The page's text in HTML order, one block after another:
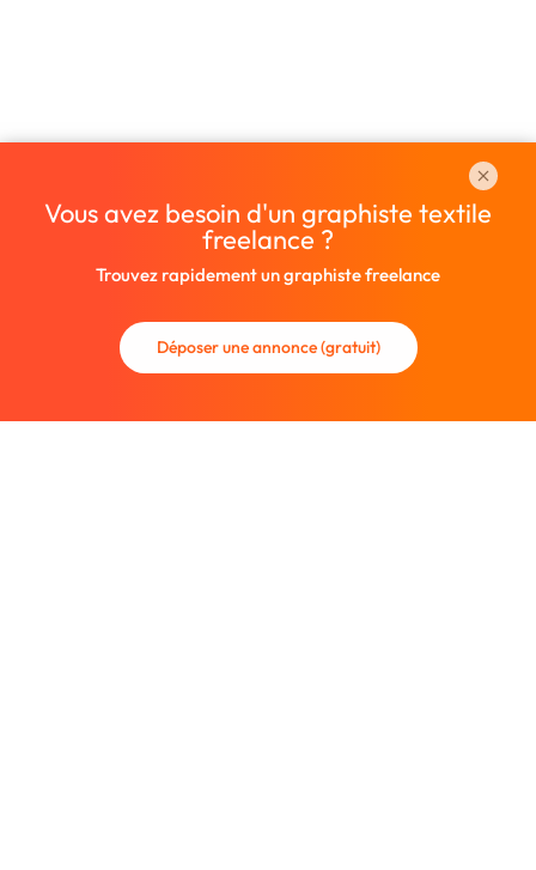
Vous avez besoin d'un graphiste textile
freelance ?
Trouvez rapidement un graphiste freelance
Déposer une annonce (gratuit)